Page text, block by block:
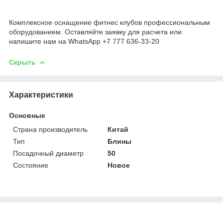
Комплексное оснащение фитнес клубов профессиональным
оборудованием. Оставляйте заявку для расчета или
напишите нам на WhatsApp +7 777 636-33-20
Скрыть
Характеристики
Основные
Страна производитель
Китай
Тип
Блины
Посадочный диаметр
50
Состояние
Новое